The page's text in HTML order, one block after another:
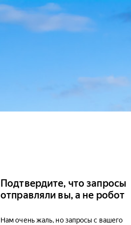
Подтвердите, что запросы
отправляли вы, а не робот
Нам очень жаль, но запросы с вашего